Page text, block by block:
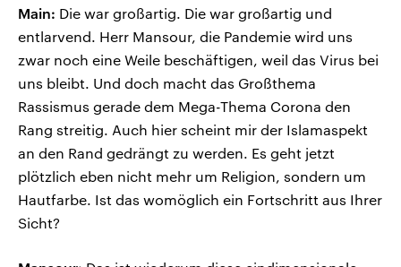
Main: Die war großartig. Die war großartig und
entlarvend. Herr Mansour, die Pandemie wird uns
zwar noch eine Weile beschäftigen, weil das Virus bei
uns bleibt. Und doch macht das Großthema
Rassismus gerade dem Mega-Thema Corona den
Rang streitig. Auch hier scheint mir der Islamaspekt
an den Rand gedrängt zu werden. Es geht jetzt
plötzlich eben nicht mehr um Religion, sondern um
Hautfarbe. Ist das womöglich ein Fortschritt aus Ihrer
Sicht?